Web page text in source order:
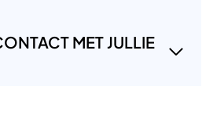
MET JULLIE